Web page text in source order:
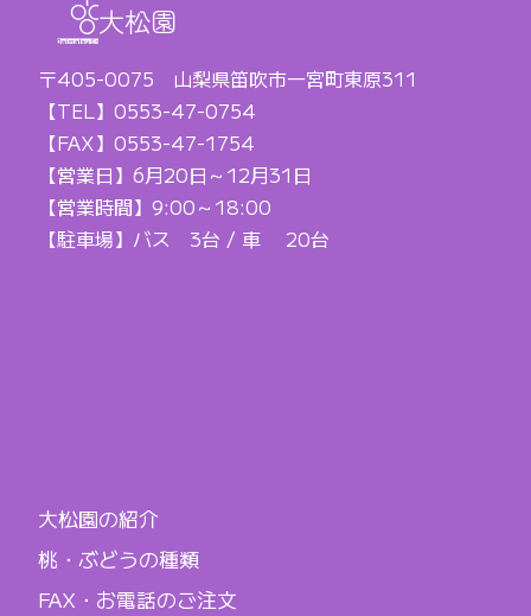
大松園
〒405-0075 山梨県笛吹市一宮町東原311
【TEL】0553-47-0754
【FAX】0553-47-1754
【営業日】6月20日～12月31日
【営業時間】9:00～18:00
【駐車場】バス 3台 / 車 20台
大松園の紹介
桃・ぶどうの種類
FAX・お電話のご注文